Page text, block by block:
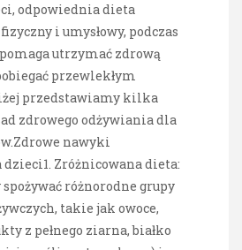
odpowiednia dieta
i umysłowy, podczas
utrzymać zdrową
przewlekłym
przedstawiamy kilka
zdrowego odżywiania dla
nawyki
Zróżnicowana dieta:
różnorodne grupy
takie jak owoce,
z pełnego ziarna, białko